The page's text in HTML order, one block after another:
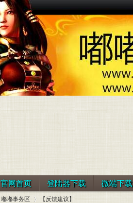
官网首页 登陆器下载 微端下载
嘟嘟事务区 【反馈建议】